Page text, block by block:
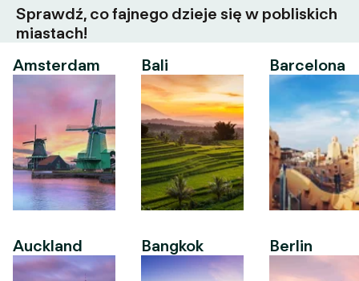
Sprawdź, co fajnego dzieje się w pobliskich
miastach!
Amsterdam
Auckland
Bali
Bangkok
Barcelona
Berlin